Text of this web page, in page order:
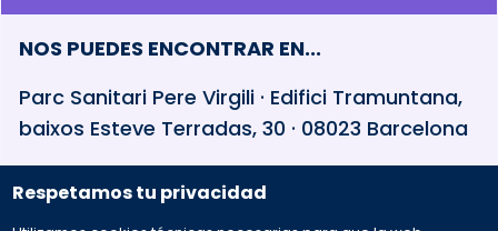
Respetamos tu privacidad
NOS PUEDES ENCONTRAR EN...
Parc Sanitari Pere Virgili · Edifici Tramuntana,
baixos Esteve Terradas, 30 · 08023 Barcelona
932 594 381